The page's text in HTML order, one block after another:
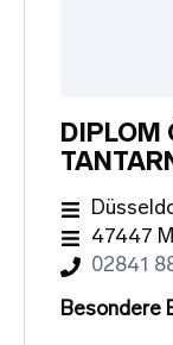
DIPLOM
47447
02841
Besondere